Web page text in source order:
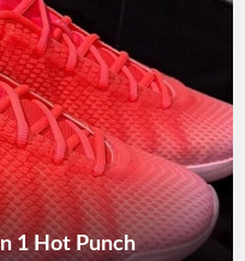
1 Hot Punch